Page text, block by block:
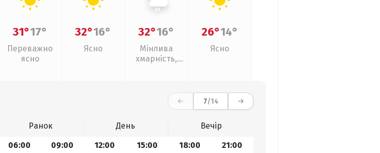
31°17°
Переважно
ясно
32°16°
Ясно
32°16°
Мінлива
хмарність,
26°14°
Ясно
7/14
Ранок День
Вечір
06:00 09:00 12:00 15:00 18:00 21:00